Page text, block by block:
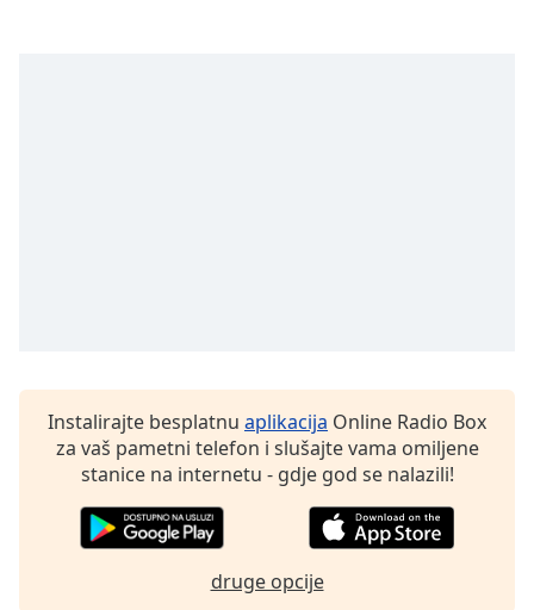
Instalirajte besplatnu aplikacija Online Radio Box
za vaš pametni telefon i slušajte vama omiljene
stanice na internetu - gdje god se nalazili!
druge opcije